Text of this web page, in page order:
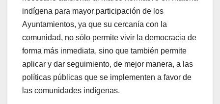
indígena para mayor participación de los
Ayuntamientos, ya que su cercanía con la
comunidad, no sólo permite vivir la democracia de
forma más inmediata, sino que también permite
aplicar y dar seguimiento, de mejor manera, a las
políticas públicas que se implementen a favor de
las comunidades indígenas.